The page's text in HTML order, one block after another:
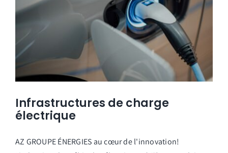
Infrastructures de charge
électrique
AZ GROUPE ÉNERGIES au cœur de l'innovation!